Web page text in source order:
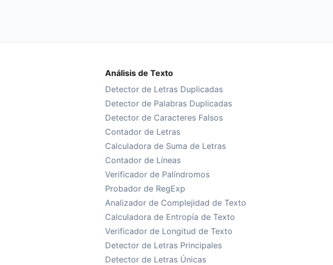
Análisis de Texto
Detector de Letras Duplicadas
Detector de Palabras Duplicadas
Detector de Caracteres Falsos
Contador de Letras
Calculadora de Suma de Letras
Contador de Líneas
Verificador de Palíndromos
Probador de RegExp
Analizador de Complejidad de Texto
Calculadora de Entropía de Texto
Verificador de Longitud de Texto
Detector de Letras Principales
Detector de Letras Únicas